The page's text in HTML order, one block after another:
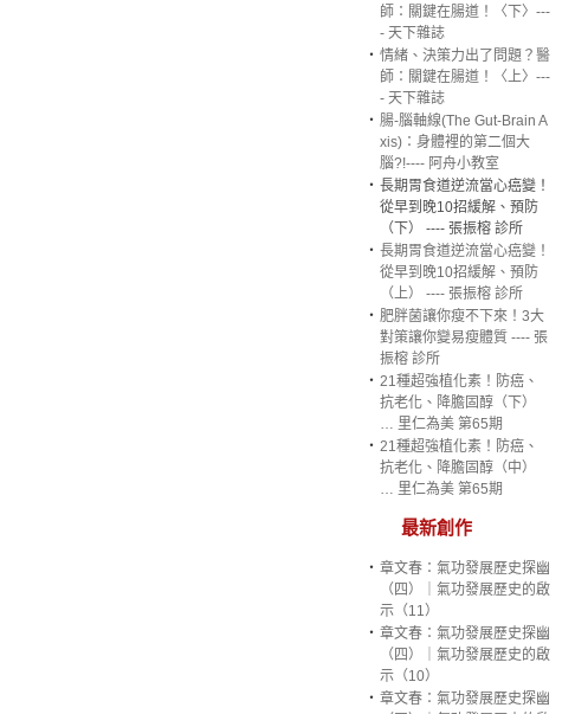
師：關鍵在腸道！〈下〉---
- 天下雜誌
‧ 情緒、決策力出了問題？醫
師：關鍵在腸道！〈上〉---
- 天下雜誌
‧ 腸-腦軸線(The Gut-Brain A
xis)：身體裡的第二個大
腦?!---- 阿舟小教室
‧ 長期胃食道逆流當心癌變！
從早到晚10招緩解、預防
（下） ---- 張振榕 診所
‧ 長期胃食道逆流當心癌變！
從早到晚10招緩解、預防
（上） ---- 張振榕 診所
‧ 肥胖菌讓你瘦不下來！3大
對策讓你變易瘦體質 ---- 張
振榕 診所
‧ 21種超強植化素！防癌、
抗老化、降膽固醇（下）
… 里仁為美 第65期
‧ 21種超強植化素！防癌、
抗老化、降膽固醇（中）
… 里仁為美 第65期
最新創作
‧ 章文春：氣功發展歷史探幽
（四）｜氣功發展歷史的啟
示（11）
‧ 章文春：氣功發展歷史探幽
（四）｜氣功發展歷史的啟
示（10）
‧ 章文春：氣功發展歷史探幽